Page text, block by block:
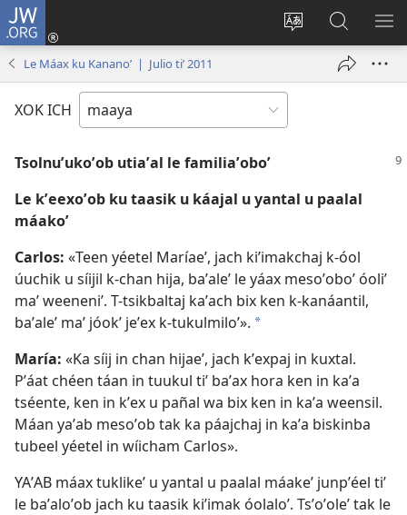
JW.ORG
Kʼex
idiomail
Ooken
new
Kaaxan
teʼ
jw.org
Le Máax ku Kananoʼ | Julio tiʼ 2011
XOK ICH
Tsolnuʼukoʼob utiaʼal le familiaʼoboʼ
Le kʼeexoʼob ku taasik u káajal u yantal u paalal
máakoʼ
Carlos: «Teen yéetel Maríaeʼ, jach kiʼimakchaj k-óol
úuchik u síijil k-chan hija, baʼaleʼ le yáax mesoʼoboʼ óoliʼ
maʼ weeneniʼ. T-tsikbaltaj kaʼach bix ken k-kanáantil,
baʼaleʼ maʼ jóokʼ jeʼex k-tukulmiloʼ». *
María: «Ka síij in chan hijaeʼ, jach kʼexpaj in kuxtal.
Pʼáat chéen táan in tuukul tiʼ baʼax hora ken in kaʼa
tséente, ken in kʼex u pañal wa bix ken in kaʼa weensil.
Máan yaʼab mesoʼob tak ka páajchaj in kaʼa biskinba
tubeel yéetel in wíicham Carlos».
YAʼAB máax tuklikeʼ u yantal u paalal máakeʼ junpʼéel tiʼ
le baʼaloʼob jach ku taasik kiʼimak óolaloʼ. Tsʼoʼoleʼ tak le